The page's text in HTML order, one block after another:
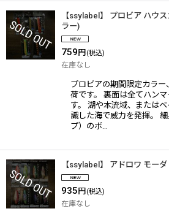
【ssylabel】 プロビア ハウ
ラー)
759 円 (税込)
在庫なし
プロビアの期間限定カラー
荷です。 裏面は全てハン
す。 湖や本流域、または
識した海で威力を発揮。
プ）のボ…
【ssylabel】 アドロワ モー
935 円 (税込)
在庫なし